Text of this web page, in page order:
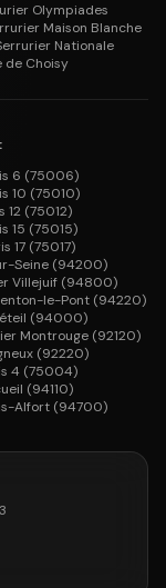
Olympiades
Maison Blanche
Nationale
de Choisy
6 (75006)
10 (75010)
12 (75012)
15 (75015)
17 (75017)
Seine(94200)
Villejuif (94800)
le-Pont(94220)
(94000)
Montrouge (92120)
(92220)
4 (75004)
(94110)
Alfort(94700)